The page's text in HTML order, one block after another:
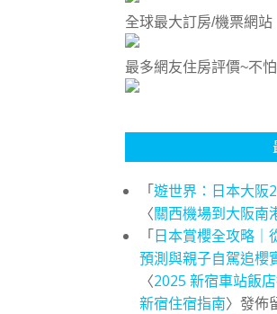
全球最大訂房/機票網站
最多網友住房評價~不
「遊世界：日本大阪
〈關西機場到大阪南
「日本賞櫻全攻略｜
預測與親子自駕追櫻
〈2025 新宿車站飯
新宿住宿指南〉發佈